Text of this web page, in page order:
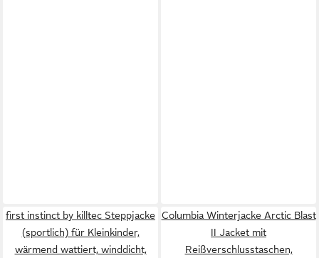
first instinct by killtec Steppjacke
(sportlich) für Kleinkinder,
wärmend wattiert, winddicht,
Columbia Winterjacke Arctic Blast
II Jacket mit
Reißverschlusstaschen,